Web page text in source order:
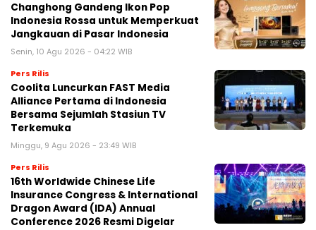
Changhong Gandeng Ikon Pop
Indonesia Rossa untuk Memperkuat
Jangkauan di Pasar Indonesia
Senin, 10 Agu 2026 - 04:22 WIB
Pers Rilis
Coolita Luncurkan FAST Media
Alliance Pertama di Indonesia
Bersama Sejumlah Stasiun TV
Terkemuka
Minggu, 9 Agu 2026 - 23:49 WIB
Pers Rilis
16th Worldwide Chinese Life
Insurance Congress & International
Dragon Award (IDA) Annual
Conference 2026 Resmi Digelar